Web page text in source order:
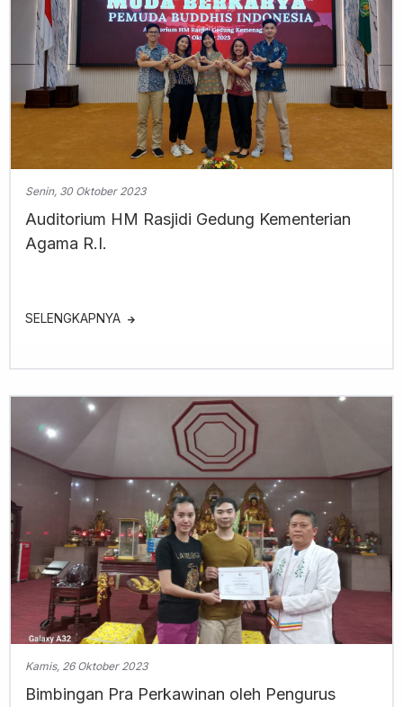
Senin, 30 Oktober 2023
Auditorium HM Rasjidi Gedung Kementerian
Agama R.I.
SELENGKAPNYA
Kamis, 26 Oktober 2023
Bimbingan Pra Perkawinan oleh Pengurus